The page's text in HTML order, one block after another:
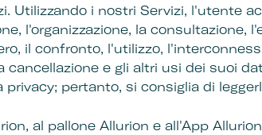
Utilizzando i nostri Servizi, l'utente
l'organizzazione, la consultazione,
il confronto, l'utilizzo,
cancellazione e gli altri usi dei suoi
pertanto, si consiglia di
al pallone Allurion e all'App